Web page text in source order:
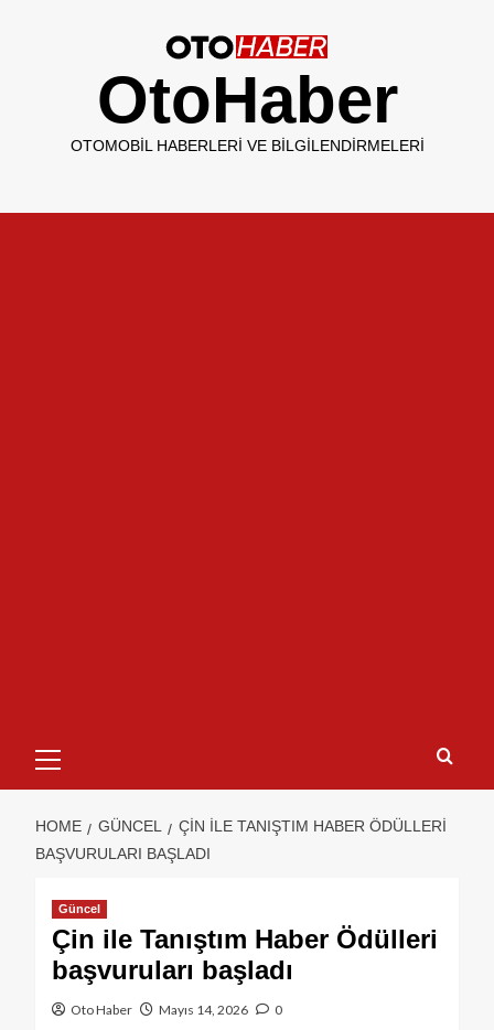
OtoHaber
OTOMOBIL HABERLERI VE BILGILENDIRMELERI
HOME GÜNCEL
ÇIN ILE TANIŞTIM HABER ÖDÜLLERI
BAŞVURULARI BAŞLADI
Güncel
Çin ile Tanıştım Haber Ödülleri
başvuruları başladı
Oto Haber Mayıs 14, 2026 0